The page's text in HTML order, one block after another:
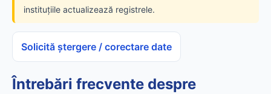
instituțiile actualizează registrele.
Solicită ștergere / corectare date
Întrebări frecvente despre